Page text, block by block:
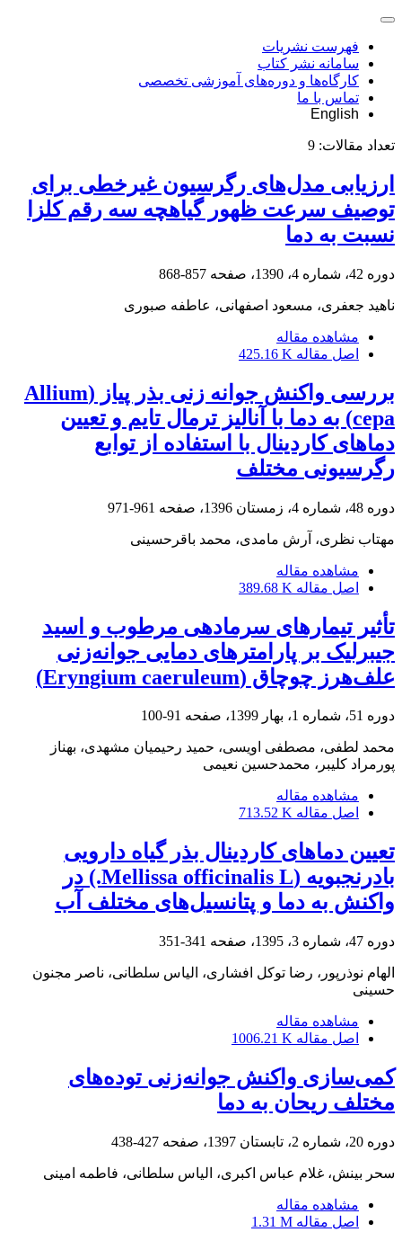
فهرست نشریات
سامانه نشر کتاب
کارگاه‌ها و دوره‌های آموزشی تخصصی
تماس با ما
English
تعداد مقالات: 9
ارزیابی مدل‌های رگرسیون غیرخطی برای
توصیف سرعت ظهور گیاهچه سه رقم کلزا
نسبت به دما
دوره 42، شماره 4، 1390، صفحه 857-868
ناهید جعفری، مسعود اصفهانی، عاطفه صبوری
مشاهده مقاله
اصل مقاله 425.16 K
بررسی واکنش جوانه زنی بذر پیاز (Allium
cepa) به دما با آنالیز ترمال تایم و تعیین
دماهای کاردینال با استفاده از توابع
رگرسیونی مختلف
دوره 48، شماره 4، زمستان 1396، صفحه 961-971
مهتاب نظری، آرش مامدی، محمد باقرحسینی
مشاهده مقاله
اصل مقاله 389.68 K
تأثیر تیمارهای سرمادهی مرطوب و اسید
جیبرلیک بر پارامترهای دمایی جوانه‌زنی
علف‌هرز چوچاق (Eryngium caeruleum)
دوره 51، شماره 1، بهار 1399، صفحه 91-100
محمد لطفی، مصطفی اویسی، حمید رحیمیان مشهدی، بهناز
پورمراد کلیبر، محمدحسین نعیمی
مشاهده مقاله
اصل مقاله 713.52 K
تعیین دماهای کاردینال بذر گیاه دارویی
بادرنجبویه (Mellissa officinalis L.) در
واکنش به دما و پتانسیل‌های مختلف آب
دوره 47، شماره 3، 1395، صفحه 341-351
الهام نوذرپور، رضا توکل افشاری، الیاس سلطانی، ناصر مجنون
حسینی
مشاهده مقاله
اصل مقاله 1006.21 K
کمی‌سازی واکنش جوانه‌زنی توده‌های
مختلف ریحان به دما
دوره 20، شماره 2، تابستان 1397، صفحه 427-438
سحر بینش، غلام عباس اکبری، الیاس سلطانی، فاطمه امینی
مشاهده مقاله
اصل مقاله 1.31 M